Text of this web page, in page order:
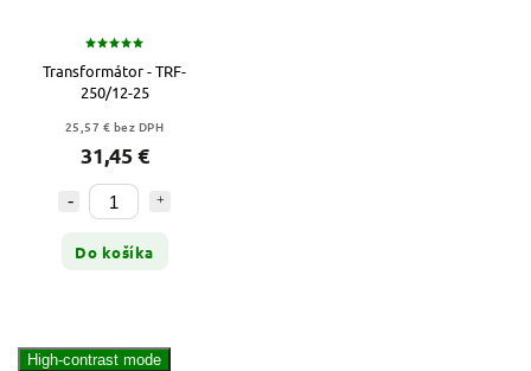
Transformátor - TRF-
250/12-25
25,57 € bez DPH
31,45 €
Do košíka
High-contrast mode